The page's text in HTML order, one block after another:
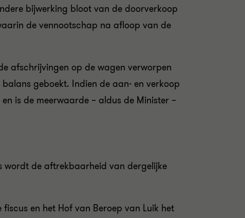
bijwerking bloot van de doorverkoop
de vennootschap na afloop van de
afschrijvingen op de wagen verworpen
geboekt. Indien de aan- en verkoop
is de meerwaarde – aldus de Minister –
wordt de aftrekbaarheid van dergelijke
en het Hof van Beroep van Luik het